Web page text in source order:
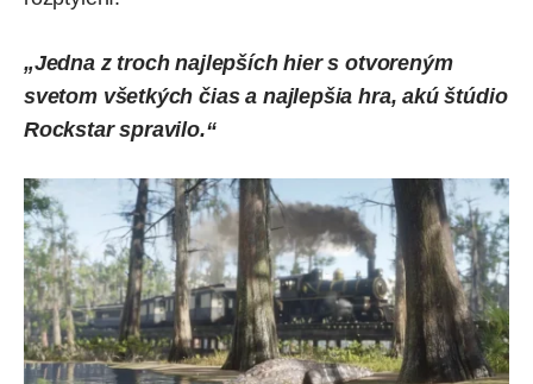
„Jedna z troch najlepších hier s otvoreným
svetom všetkých čias a najlepšia hra, akú štúdio
Rockstar spravilo.“